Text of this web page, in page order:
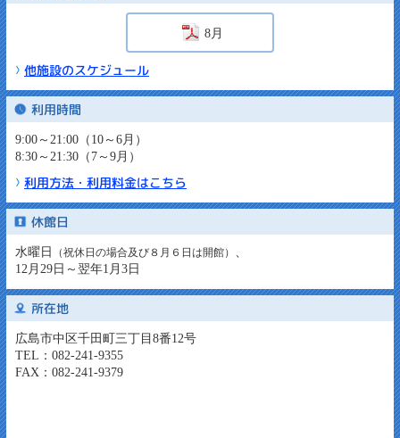
8月
他施設のスケジュール
利用時間
9:00～21:00（10～6月）
8:30～21:30（7～9月）
利用方法・利用料金はこちら
休館日
水曜日 （祝休日の場合及び８月６日は開館）
12月29日～翌年1月3日
所在地
広島市中区千田町三丁目8番12号
TEL：082-241-9355
FAX：082-241-9379